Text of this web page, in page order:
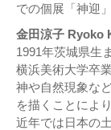
での個展「神迎
金田涼子 Ryoko
1991年茨城県生
横浜美術大学卒業
神や自然現象な
を描くことによ
近年では日本の